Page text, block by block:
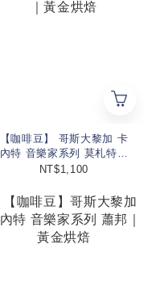
【咖啡豆】 哥斯大黎加 卡
內特 音樂家系列 莫札特｜
黃金烘焙
NT$1,100